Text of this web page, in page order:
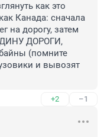
как это
Канада: сначала
на дорогу, затем
ДОРОГИ,
(помните
и вывозят
+2 –1